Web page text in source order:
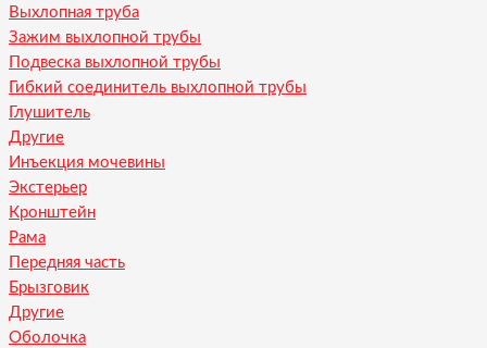
Выхлопная труба
Зажим выхлопной трубы
Подвеска выхлопной трубы
Гибкий соединитель выхлопной трубы
Глушитель
Другие
Инъекция мочевины
Экстерьер
Кронштейн
Рама
Передняя часть
Брызговик
Другие
Оболочка